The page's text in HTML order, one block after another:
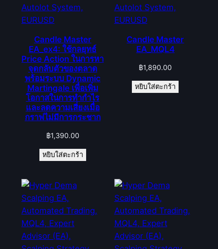
Candle Master
EA_ex4: ใช้กลยุทธ์
Price Action ในการหา
จุดกลับตัวของตลาด
พร้อมระบบ Dynamic
Martingale เพื่อเพิ่ม
โอกาสในการทำกำไร
และลดความเสี่ยงเมื่อ
กราฟไม่มีการกระชาก
฿1,390.00
หยิบใส่ตะกร้า
Candle Master
EA_MQL4
฿1,890.00
หยิบใส่ตะกร้า